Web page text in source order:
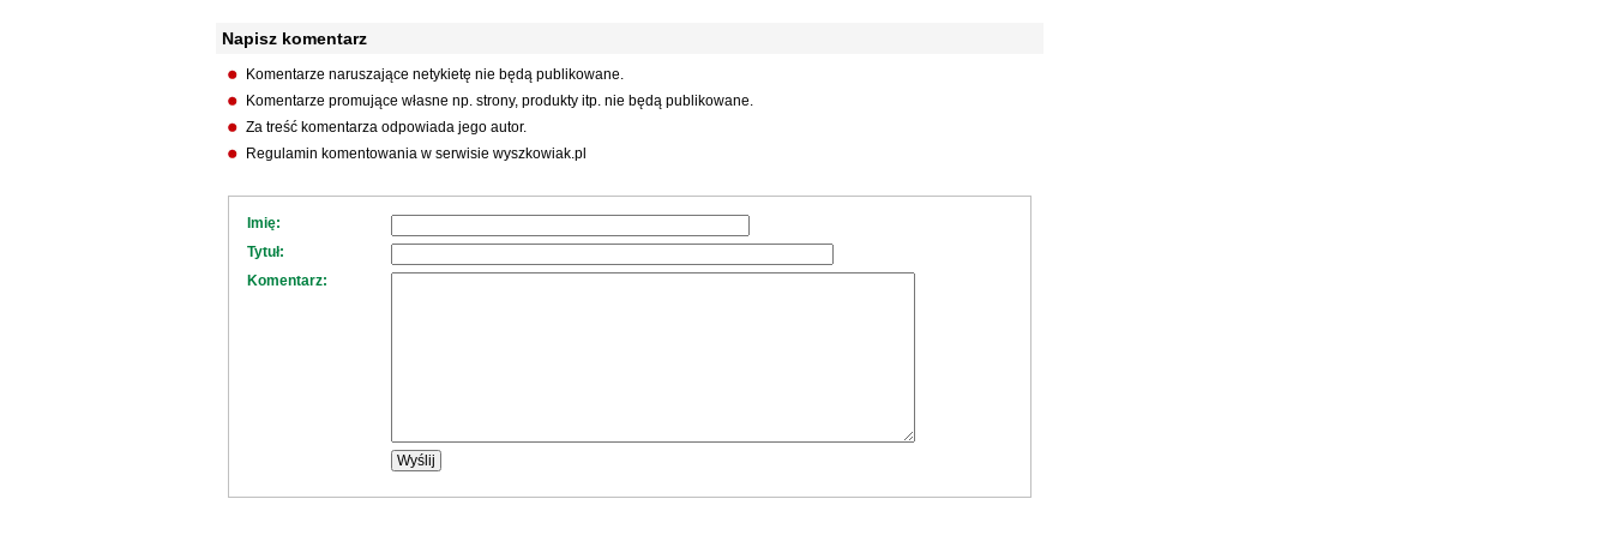
Napisz komentarz
Komentarze naruszające netykietę nie będą publikowane.
Komentarze promujące własne np. strony, produkty itp. nie będą publikowane.
Za treść komentarza odpowiada jego autor.
Regulamin komentowania w serwisie wyszkowiak.pl
Imię:
Tytuł:
Komentarz: